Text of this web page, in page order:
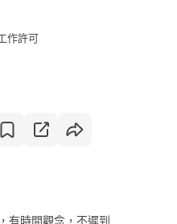
作許可
有時間觀念，不遲到